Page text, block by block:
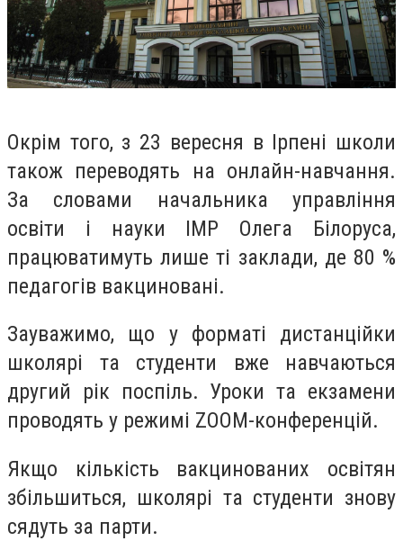
Окрім того, з 23 вересня в Ірпені школи
також переводять на онлайн-навчання.
За словами начальника управління
освіти і науки ІМР Олега Білоруса,
працюватимуть лише ті заклади, де 80 %
педагогів вакциновані.
Зауважимо, що у форматі дистанційки
школярі та студенти вже навчаються
другий рік поспіль. Уроки та екзамени
проводять у режимі ZOOM-конференцій.
Якщо кількість вакцинованих освітян
збільшиться, школярі та студенти знову
сядуть за парти.